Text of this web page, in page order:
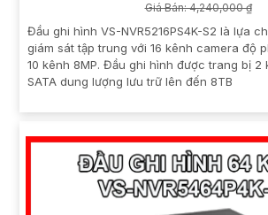
Giá Bán: 4,240,000 ₫
Đầu ghi hình VS-NVR5216PS4K-S2 là lựa
giám sát tập trung với 16 kênh camera độ
10 kênh 8MP. Đầu ghi hình được trang bị 2
SATA dung lượng lưu trữ lên đến 8TB